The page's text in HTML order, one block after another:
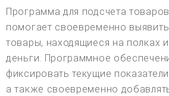
Программа для подсчета
помогает своевременно
товары, находящиеся на полках
деньги. Программное
фиксировать текущие
а также своевременно